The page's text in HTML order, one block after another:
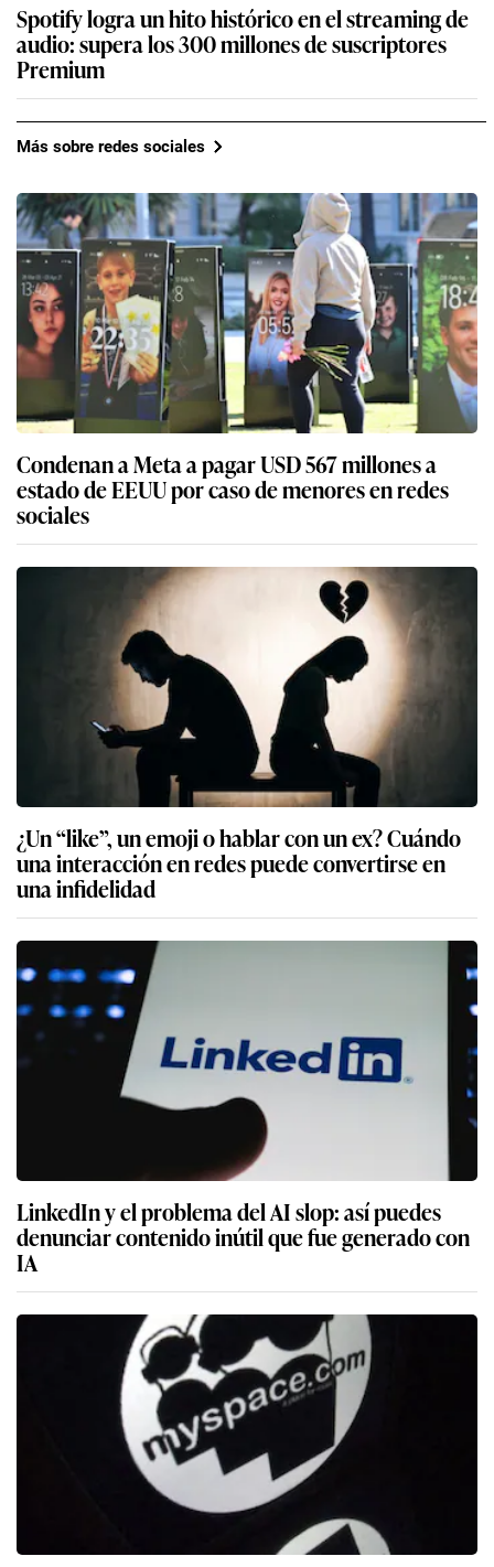
Spotify logra un hito histórico en el streaming de
audio: supera los 300 millones de suscriptores
Premium
Más sobre redes sociales
Condenan a Meta a pagar USD 567 millones a
estado de EEUU por caso de menores en redes
sociales
¿Un “like”, un emoji o hablar con un ex? Cuándo
una interacción en redes puede convertirse en
una infidelidad
LinkedIn y el problema del AI slop: así puedes
denunciar contenido inútil que fue generado con
IA